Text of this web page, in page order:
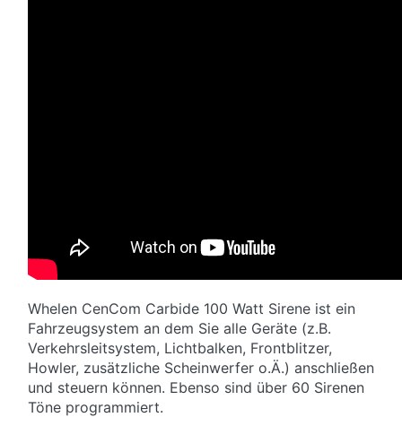
Whelen CenCom Carbide 100 Watt Sirene ist ein
Fahrzeugsystem an dem Sie alle Geräte (z.B.
Verkehrsleitsystem, Lichtbalken, Frontblitzer,
Howler, zusätzliche Scheinwerfer o.Ä.) anschließen
und steuern können. Ebenso sind über 60 Sirenen
Töne programmiert.